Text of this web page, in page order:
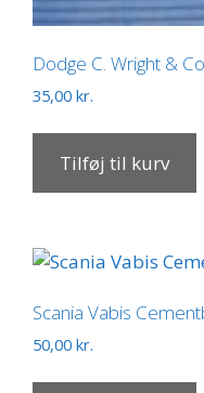
Dodge C. Wright & Co
35,00 kr.
Tilføj til kurv
Scania Vabis
50,00 kr.